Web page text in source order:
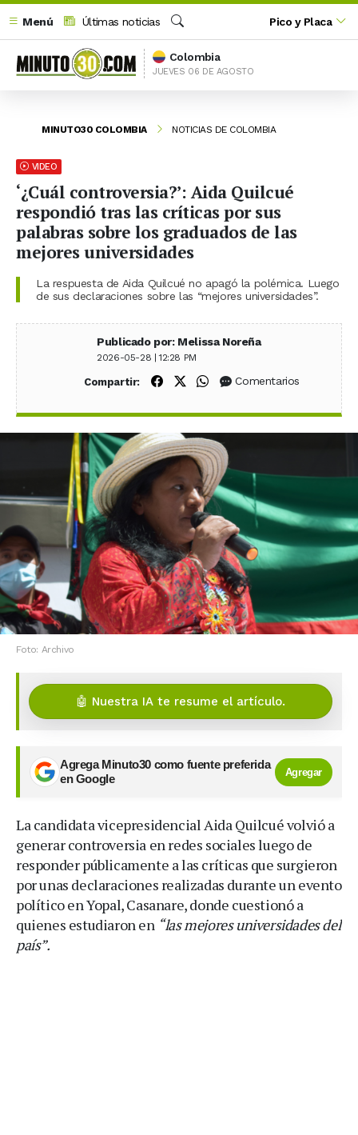
Menú
Últimas noticias
Buscar
Pico y Placa
Colombia
JUEVES 06 DE AGOSTO
MINUTO30 COLOMBIA NOTICIAS DE COLOMBIA
VIDEO
‘¿Cuál controversia?’: Aida Quilcué
respondió tras las críticas por sus
palabras sobre los graduados de las
mejores universidades
La respuesta de Aida Quilcué no apagó la polémica. Luego
de sus declaraciones sobre las “mejores universidades”.
Publicado por: Melissa Noreña
2026-05-28 | 12:28 PM
Compartir: Compartir en Facebook
Compartir en X (Twitter)
Compartir en WhatsApp
Comentarios
Foto: Archivo
🤖 Nuestra IA te resume el artículo.
Agrega Minuto30 como fuente preferida
en Google
Agregar
La candidata vicepresidencial Aida Quilcué volvió a
generar controversia en redes sociales luego de
responder públicamente a las críticas que surgieron
por unas declaraciones realizadas durante un evento
político en Yopal, Casanare, donde cuestionó a
quienes estudiaron en “las mejores universidades del
país”.